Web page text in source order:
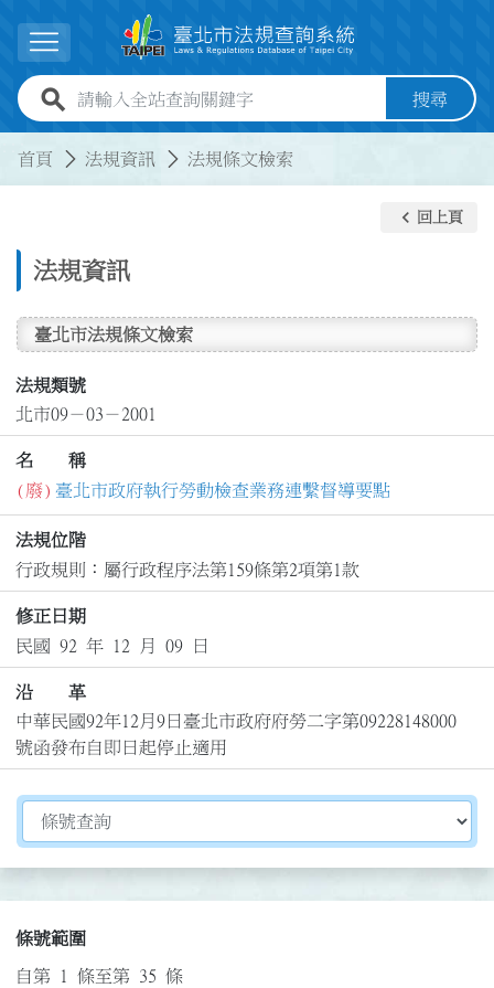
展開選單
全站查詢關鍵字欄位 搜尋
首頁 法規資訊 法規條文檢索
法規資訊
keyboard_arrow_left 回上頁
臺北市法規條文檢索
法規類號
北市09－03－2001
名 稱
(廢) 臺北市政府執行勞動檢查業務連繫督導要點
法規位階
行政規則：屬行政程序法第159條第2項第1款
修正日期
民國 92 年 12 月 09 日
沿 革
中華民國92年12月9日臺北市政府府勞二字第09228148000
號函發布自即日起停止適用
切換選擇法規資訊內容
條號範圍
自第 1 條至第 35 條